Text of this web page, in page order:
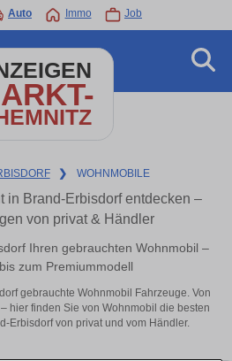
Auto Immo Job
❯ WOHNMOBILE
in Brand-Erbisdorf entdecken –
von privat & Händler
Ihren gebrauchten Wohnmobil –
zum Premiummodell
gebrauchte Wohnmobil Fahrzeuge. Von
hier finden Sie von Wohnmobil die besten
Erbisdorf von privat und vom Händler.